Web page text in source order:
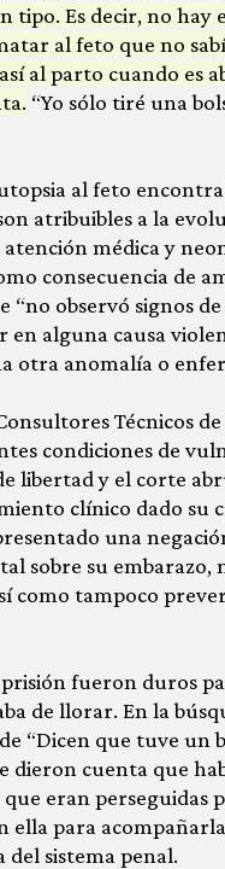
tipo. Es decir, no hay
al feto que no
al parto cuando es
“Yo sólo tiré una
al feto
atribuibles a la
atención médica y
consecuencia de
“no observó signos
en alguna causa
otra anomalía o
Técnicos
condiciones de
libertad y el corte
clínico dado su
una
sobre su
como tampoco
fueron duros
de llorar. En la
“Dicen que tuve un
dieron cuenta que
que eran
ella para
del sistema penal.